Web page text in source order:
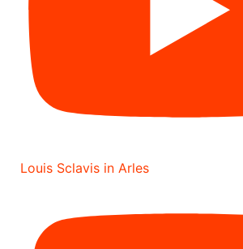
Louis Sclavis in Arles